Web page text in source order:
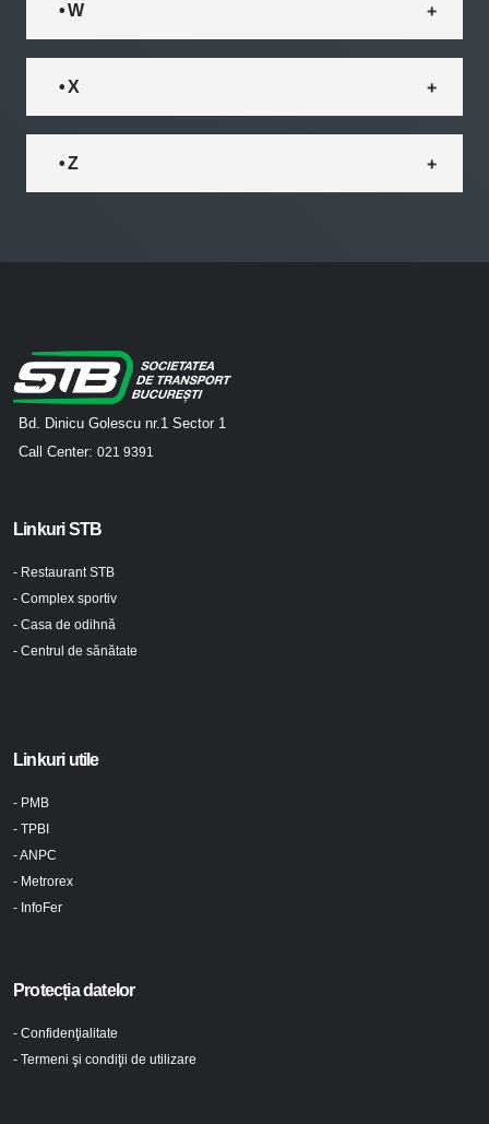
• W
• X
• Z
Bd. Dinicu Golescu nr.1 Sector 1
Call Center: 021 9391
Linkuri STB
- Restaurant STB
- Complex sportiv
- Casa de odihnă
- Centrul de sănătate
Linkuri utile
- PMB
- TPBI
- ANPC
- Metrorex
- InfoFer
Protecția datelor
- Confidenţialitate
- Termeni şi condiţii de utilizare